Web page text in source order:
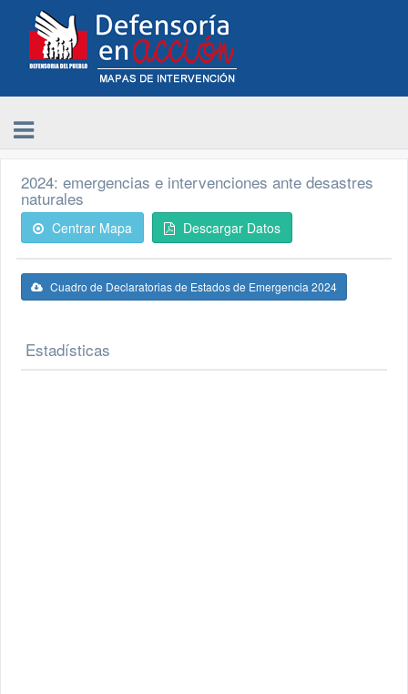
2024: emergencias e intervenciones ante desastres
naturales
Centrar Mapa Descargar Datos
Cuadro de Declaratorias de Estados de Emergencia 2024
Estadísticas